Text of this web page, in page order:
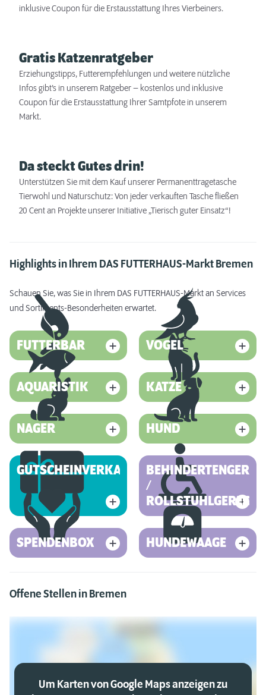
inklusive Coupon für die Erstausstattung Ihres Vierbeiners.
Gratis Katzenratgeber
Erziehungstipps, Futterempfehlungen und weitere nützliche
Infos gibt’s in unserem Ratgeber – kostenlos und inklusive
Coupon für die Erstausstattung Ihrer Samtpfote in unserem
Markt.
Da steckt Gutes drin!
Unterstützen Sie mit dem Kauf unserer Permanenttragetasche
Tierwohl und Naturschutz: Von jeder verkauften Tasche fließen
20 Cent an Projekte unserer Initiative „Tierisch guter Einsatz“!
Highlights in Ihrem DAS FUTTERHAUS-Markt Bremen
Schauen Sie, was Sie in Ihrem DAS FUTTERHAUS-Markt an Services
und Sortiments-Besonderheiten erwartet.
FUTTERBAR VOGEL
AQUARISTIK KATZE
NAGER HUND
GUTSCHEINVERKAUF
/
ROLLSTUHLGERECHT
SPENDENBOX HUNDEWAAGE
Offene Stellen in Bremen
Um Karten von Google Maps anzeigen zu